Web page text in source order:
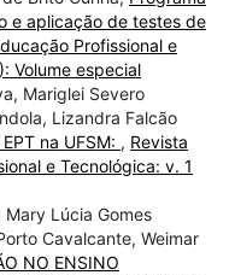
e aplicação de testes de
Profissional e
Volume especial
Mariglei Severo
Lizandra Falcão
na UFSM: , Revista
e Tecnológica: v. 1
Mary Lúcia Gomes
Cavalcante, Weimar
NO ENSINO